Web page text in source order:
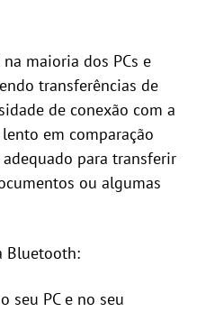
maioria dos PCs e
transferências de
de conexão com a
em comparação
para transferir
ou algumas
Bluetooth:
seu PC e no seu